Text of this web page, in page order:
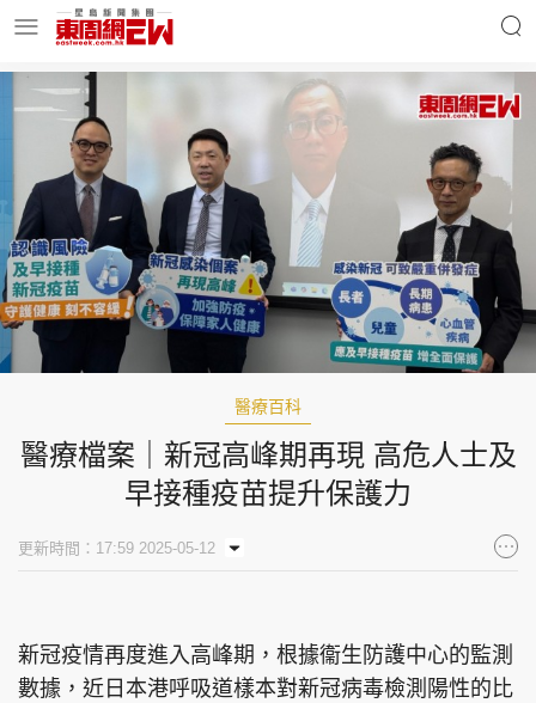
時事財經
東周Ladies 優享生活
東周食玩通 會員活動
玄學靈異 東周專欄
東周刊 cazbuyer 東Touch
醫療百科
醫療檔案｜新冠高峰期再現 高危人士及
早接種疫苗提升保護力
更新時間：17:59 2025-05-12
新冠疫情再度進入高峰期，根據衞生防護中心的監測
數據，近日本港呼吸道樣本對新冠病毒檢測陽性的比